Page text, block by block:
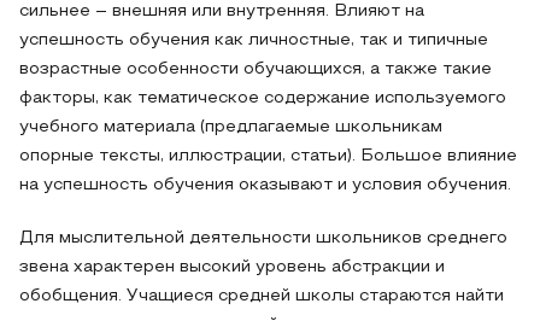
сильнее – внешняя или внутренняя. Влияют на
успешность обучения как личностные, так и типичные
возрастные особенности обучающихся, а также такие
факторы, как тематическое содержание используемого
учебного материала (предлагаемые школьникам
опорные тексты, иллюстрации, статьи). Большое влияние
на успешность обучения оказывают и условия обучения.
Для мыслительной деятельности школьников среднего
звена характерен высокий уровень абстракции и
обобщения. Учащиеся средней школы стараются найти